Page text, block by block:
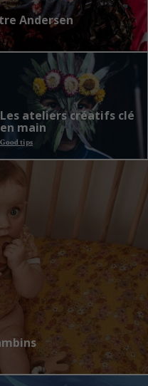
Andersen
Les ateliers créatifs clé
en main
Good tips